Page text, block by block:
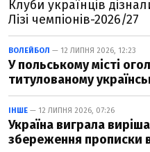
Клуби українців
Лізі чемпіонів-2026/27
ВОЛЕЙБОЛ — 12 ЛИПНЯ 2026, 12:23
У польському місті
титулованому
ІНШЕ — 12 ЛИПНЯ 2026, 07:26
Україна виграла
збереження прописки в